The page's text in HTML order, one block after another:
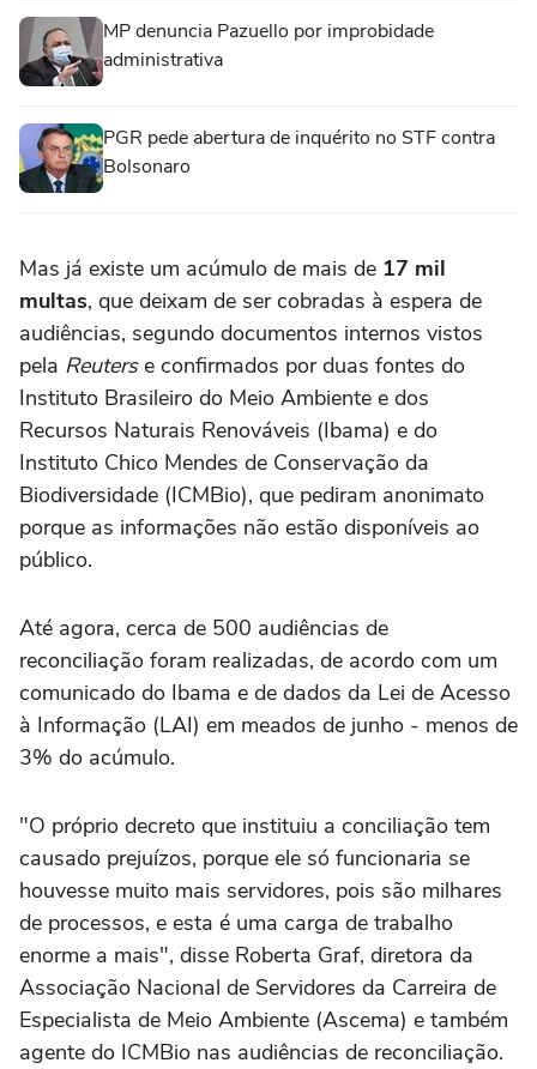
MP denuncia Pazuello por improbidade
administrativa
PGR pede abertura de inquérito no STF contra
Bolsonaro
Mas já existe um acúmulo de mais de 17 mil
multas, que deixam de ser cobradas à espera de
audiências, segundo documentos internos vistos
pela Reuterse confirmados por duas fontes do
Instituto Brasileiro do Meio Ambiente e dos
Recursos Naturais Renováveis (Ibama) e do
Instituto Chico Mendes de Conservação da
Biodiversidade (ICMBio), que pediram anonimato
porque as informações não estão disponíveis ao
público.
Até agora, cerca de 500 audiências de
reconciliação foram realizadas, de acordo com um
comunicado do Ibama e de dados da Lei de Acesso
à Informação (LAI) em meados de junho - menos de
3% do acúmulo.
"O próprio decreto que instituiu a conciliação tem
causado prejuízos, porque ele só funcionaria se
houvesse muito mais servidores, pois são milhares
de processos, e esta é uma carga de trabalho
enorme a mais", disse Roberta Graf, diretora da
Associação Nacional de Servidores da Carreira de
Especialista de Meio Ambiente (Ascema) e também
agente do ICMBio nas audiências de reconciliação.